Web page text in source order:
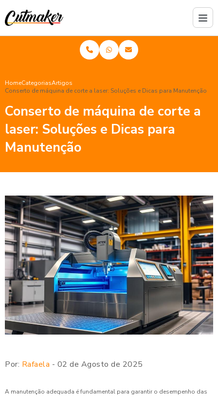
HomeCategoriasArtigos
Conserto de máquina de corte a laser: Soluções e Dicas para Manutenção
Conserto de máquina de corte a
laser: Soluções e Dicas para
Manutenção
Por: Rafaela - 02 de Agosto de 2025
A manutenção adequada é fundamental para garantir o desempenho das